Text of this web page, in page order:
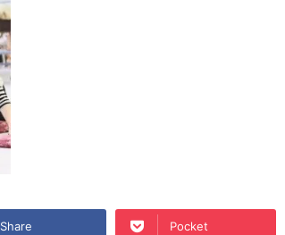
Share Pocket